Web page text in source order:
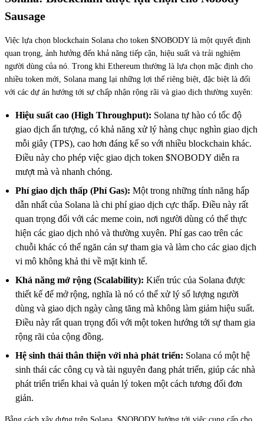
Sausage
Việc lựa chọn blockchain Solana cho token $NOBODY là một quyết định
quan trọng, ảnh hưởng đến khả năng tiếp cận, hiệu suất và trải nghiệm
người dùng của nó. Trong khi Ethereum thường là lựa chọn mặc định cho
nhiều token mới, Solana mang lại những lợi thế riêng biệt, đặc biệt là đối
với các dự án hướng tới sự chấp nhận rộng rãi và giao dịch thường xuyên:
Hiệu suất cao (High Throughput): Solana tự hào có tốc độ
giao dịch ấn tượng, có khả năng xử lý hàng chục nghìn giao dịch
mỗi giây (TPS), cao hơn đáng kể so với nhiều blockchain khác.
Điều này cho phép việc giao dịch token $NOBODY diễn ra
mượt mà và nhanh chóng.
Phí giao dịch thấp (Phí Gas): Một trong những tính năng hấp
dẫn nhất của Solana là chi phí giao dịch cực thấp. Điều này rất
quan trọng đối với các meme coin, nơi người dùng có thể thực
hiện các giao dịch nhỏ và thường xuyên. Phí gas cao trên các
chuỗi khác có thể ngăn cản sự tham gia và làm cho các giao dịch
vi mô không khả thi về mặt kinh tế.
Khả năng mở rộng (Scalability): Kiến trúc của Solana được
thiết kế để mở rộng, nghĩa là nó có thể xử lý số lượng người
dùng và giao dịch ngày càng tăng mà không làm giảm hiệu suất.
Điều này rất quan trọng đối với một token hướng tới sự tham gia
rộng rãi của cộng đồng.
Hệ sinh thái thân thiện với nhà phát triển: Solana có một hệ
sinh thái các công cụ và tài nguyên đang phát triển, giúp các nhà
phát triển triển khai và quản lý token một cách tương đối đơn
giản.